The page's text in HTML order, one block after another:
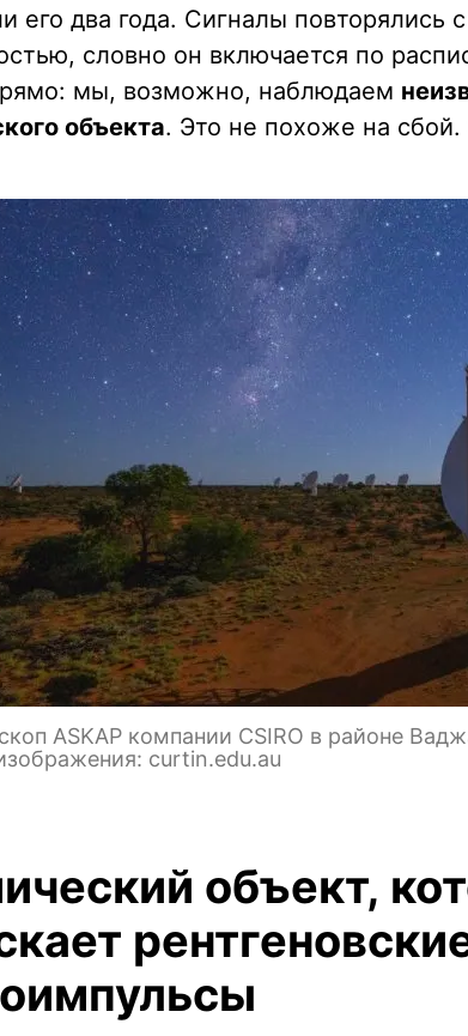
его два года. Сигналы повторялись
словно он включается по
мы, возможно, наблюдаем
объекта. Это не похоже на
ASKAP компании CSIRO в районе
curtin.edu.au
объект,